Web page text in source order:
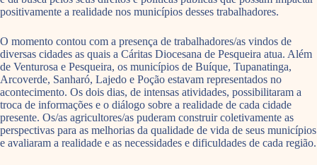
positivamente a realidade nos municípios desses trabalhadores.
O momento contou com a presença de trabalhadores/as vindos de
diversas cidades as quais a Cáritas Diocesana de Pesqueira atua. Além
de Venturosa e Pesqueira, os municípios de Buíque, Tupanatinga,
Arcoverde, Sanharó, Lajedo e Poção estavam representados no
acontecimento. Os dois dias, de intensas atividades, possibilitaram a
troca de informações e o diálogo sobre a realidade de cada cidade
presente. Os/as agricultores/as puderam construir coletivamente as
perspectivas para as melhorias da qualidade de vida de seus municípios
e avaliaram a realidade e as necessidades e dificuldades de cada região.